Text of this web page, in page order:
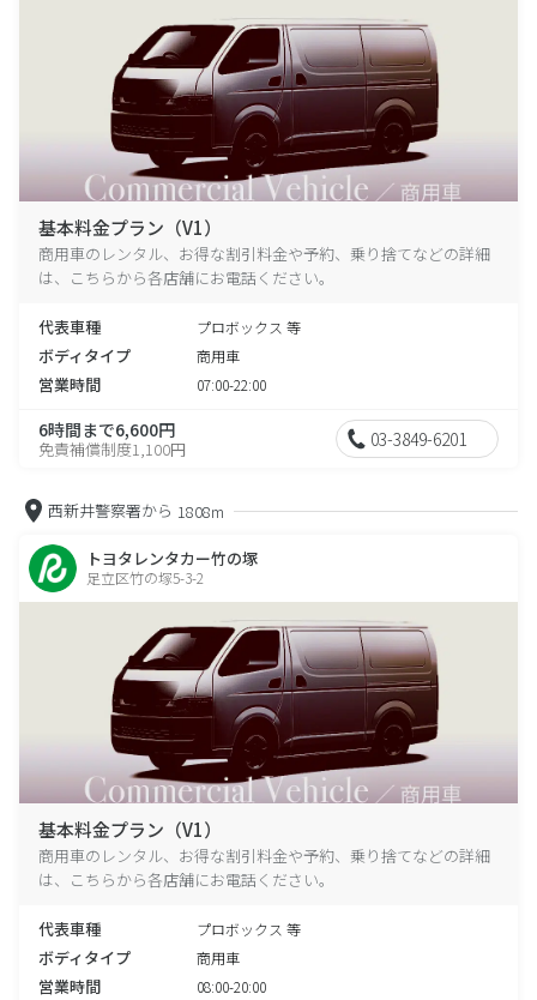
基本料金プラン（V1）
商用車のレンタル、お得な割引料金や予約、乗り捨てなどの詳細
は、こちらから各店舗にお電話ください。
代表車種 プロボックス 等
ボディタイプ 商用車
営業時間 07:00-22:00
6時間まで6,600円
免責補償制度1,100円 03-3849-6201
西新井警察署から 1808m
トヨタレンタカー竹の塚
足立区竹の塚5-3-2
基本料金プラン（V1）
商用車のレンタル、お得な割引料金や予約、乗り捨てなどの詳細
は、こちらから各店舗にお電話ください。
代表車種 プロボックス 等
ボディタイプ 商用車
営業時間 08:00-20:00